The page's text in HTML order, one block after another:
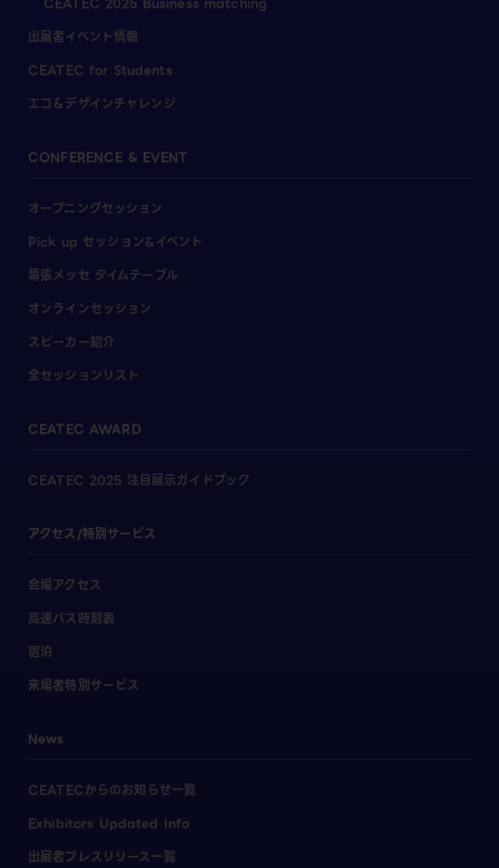
出展者イベント情報
CEATEC for Students
エコ＆デザインチャレンジ
CONFERENCE & EVENT
オープニングセッション
Pick up セッション&イベント
幕張メッセ タイムテーブル
オンラインセッション
スピーカー紹介
全セッションリスト
CEATEC AWARD
CEATEC 2025 注目展示ガイドブック
アクセス/特別サービス
会場アクセス
高速バス時刻表
宿泊
来場者特別サービス
News
CEATECからのお知らせ一覧
Exhibitors Updated Info
出展者プレスリリース一覧